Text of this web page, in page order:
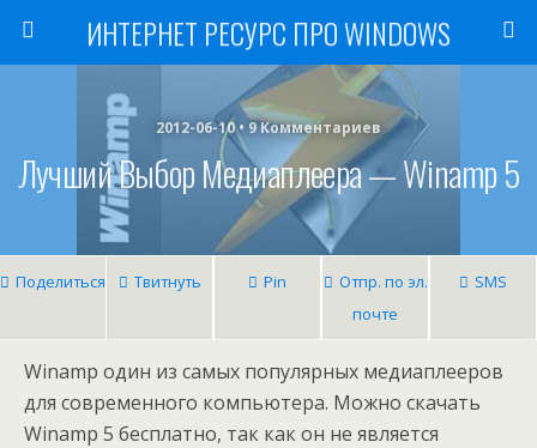
ИНТЕРНЕТ РЕСУРС ПРО WINDOWS
2012-06-10 • 9 Комментариев
Лучший Выбор Медиаплеера — Winamp 5
Поделиться Твитнуть Pin
Отпр. по эл.
почте
SMS
Winamp один из самых популярных медиаплееров
для современного компьютера. Можно скачать
Winamp 5 бесплатно, так как он не является